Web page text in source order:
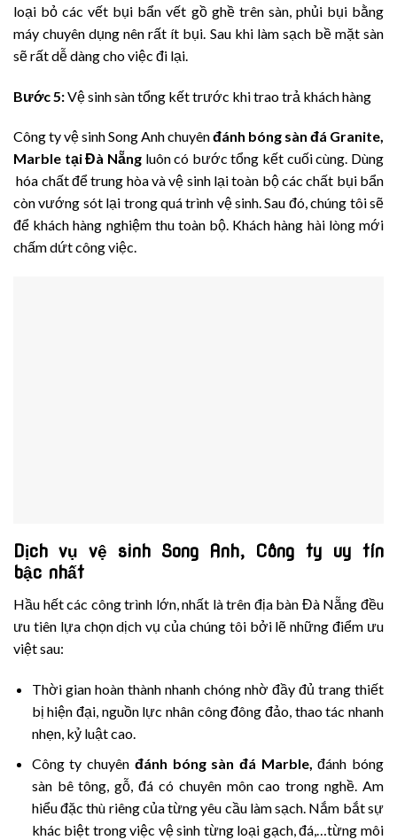
loại bỏ các vết bụi bẩn vết gồ ghề trên sàn, phủi bụi bằng
máy chuyên dụng nên rất ít bụi. Sau khi làm sạch bề mặt sàn
sẽ rất dễ dàng cho việc đi lại.
Bước 5:Vệ sinh sàn tổng kết trước khi trao trả khách hàng
Công ty vệ sinh Song Anh chuyênđánh bóng sàn đá Granite,
Marble tại Đà Nẵngluôn có bước tổng kết cuối cùng. Dùng
hóa chất để trung hòa và vệ sinh lại toàn bộ các chất bụi bẩn
còn vướng sót lại trong quá trình vệ sinh. Sau đó, chúng tôi sẽ
để khách hàng nghiệm thu toàn bộ. Khách hàng hài lòng mới
chấm dứt công việc.
Dịch vụ vệ sinh Song Anh, Công ty uy tín
bậc nhất
Hầu hết các công trình lớn, nhất là trên địa bàn Đà Nẵng đều
ưu tiên lựa chọn dịch vụ của chúng tôi bởi lẽ những điểm ưu
việt sau:
Thời gian hoàn thành nhanh chóng nhờ đầy đủ trang thiết
bị hiện đại, nguồn lực nhân công đông đảo, thao tác nhanh
nhẹn, kỷ luật cao.
Công ty chuyên đánh bóng sàn đá Marble,đánh bóng
sàn bê tông, gỗ, đá có chuyên môn cao trong nghề. Am
hiểu đặc thù riêng của từng yêu cầu làm sạch. Nắm bắt sự
khác biệt trong việc vệ sinh từng loại gạch, đá,…từng môi